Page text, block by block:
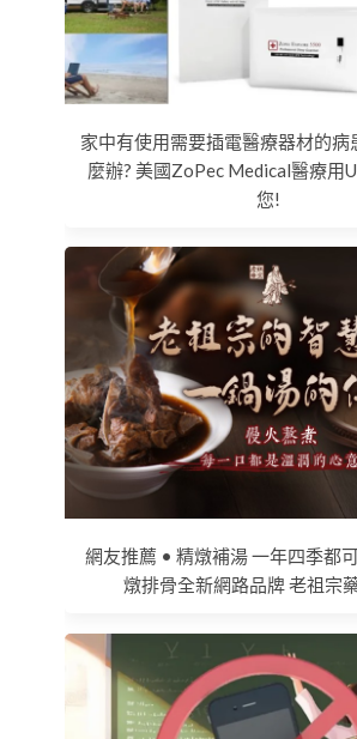
家中有使用需要插電醫療器材的病
麼辦? 美國ZoPec Medical醫療用
您!
網友推薦 • 精燉補湯 一年四季都
燉排骨全新網路品牌 老祖宗